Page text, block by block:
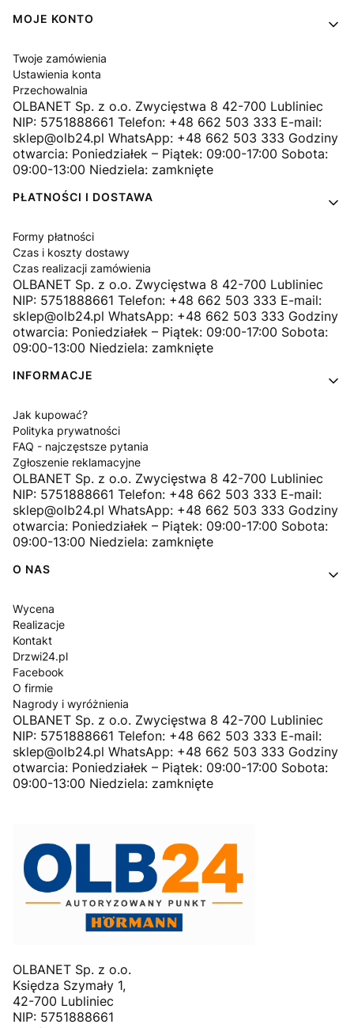
MOJE KONTO
Twoje zamówienia
Ustawienia konta
Przechowalnia
OLBANET Sp. z o.o. Zwycięstwa 8 42-700 Lubliniec
NIP: 5751888661 Telefon: +48 662 503 333 E-mail:
sklep@olb24.pl WhatsApp: +48 662 503 333 Godziny
otwarcia: Poniedziałek – Piątek: 09:00-17:00 Sobota:
09:00-13:00 Niedziela: zamknięte
PŁATNOŚCI I DOSTAWA
Formy płatności
Czas i koszty dostawy
Czas realizacji zamówienia
OLBANET Sp. z o.o. Zwycięstwa 8 42-700 Lubliniec
NIP: 5751888661 Telefon: +48 662 503 333 E-mail:
sklep@olb24.pl WhatsApp: +48 662 503 333 Godziny
otwarcia: Poniedziałek – Piątek: 09:00-17:00 Sobota:
09:00-13:00 Niedziela: zamknięte
INFORMACJE
Jak kupować?
Polityka prywatności
FAQ - najczęstsze pytania
Zgłoszenie reklamacyjne
OLBANET Sp. z o.o. Zwycięstwa 8 42-700 Lubliniec
NIP: 5751888661 Telefon: +48 662 503 333 E-mail:
sklep@olb24.pl WhatsApp: +48 662 503 333 Godziny
otwarcia: Poniedziałek – Piątek: 09:00-17:00 Sobota:
09:00-13:00 Niedziela: zamknięte
O NAS
Wycena
Realizacje
Kontakt
Drzwi24.pl
Facebook
O firmie
Nagrody i wyróżnienia
OLBANET Sp. z o.o. Zwycięstwa 8 42-700 Lubliniec
NIP: 5751888661 Telefon: +48 662 503 333 E-mail:
sklep@olb24.pl WhatsApp: +48 662 503 333 Godziny
otwarcia: Poniedziałek – Piątek: 09:00-17:00 Sobota:
09:00-13:00 Niedziela: zamknięte
OLBANET Sp. z o.o.
Księdza Szymały 1,
42-700 Lubliniec
NIP: 5751888661